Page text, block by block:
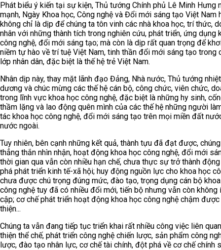
Phát biểu ý kiến tại sự kiện, Thủ tướng Chính phủ Lê Minh Hưng
mạnh, Ngày Khoa học, Công nghệ và Đổi mới sáng tạo Việt Nam
không chỉ là dịp để chúng ta tôn vinh các nhà khoa học, trí thức,
nhân với những thành tích trong nghiên cứu, phát triển, ứng dụng
công nghệ, đổi mới sáng tạo; mà còn là dịp rất quan trọng để
niềm tự hào về trí tuệ Việt Nam, tinh thần đổi mới sáng tạo trong
lớp nhân dân, đặc biệt là thế hệ trẻ Việt Nam.
Nhân dịp này, thay mặt lãnh đạo Đảng, Nhà nước, Thủ tướng
dương và chúc mừng các thế hệ cán bộ, công chức, viên chức,
trong lĩnh vực khoa học công nghệ, đặc biệt là những hy sinh,
thầm lặng và lao động quên mình của các thế hệ những người
tác khoa học công nghệ, đổi mới sáng tạo trên mọi miền đất
nước ngoài.
Tuy nhiên, bên cạnh những kết quả, thành tựu đã đạt được,
thẳng thắn nhìn nhận, hoạt động khoa học công nghệ, đổi mới
thời gian qua vẫn còn nhiều hạn chế, chưa thực sự trở thành
phá phát triển kinh tế-xã hội; huy động nguồn lực cho khoa học
chưa được chú trọng đúng mức, đào tạo, trọng dụng cán bộ
công nghệ tuy đã có nhiều đổi mới, tiến bộ nhưng vẫn còn không
cập; cơ chế phát triển hoạt động khoa học công nghệ chậm được
thiện...
Chúng ta vẫn đang tiếp tục triển khai rất nhiều công việc liên
thiện thể chế, phát triển công nghệ chiến lược, sản phẩm công
lược, đào tạo nhân lực, cơ chế tài chính, đột phá về cơ chế chính